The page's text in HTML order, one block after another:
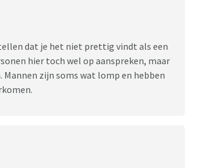
dat je het niet prettig vindt als een
hier toch wel op aanspreken, maar
zijn soms wat lomp en hebben